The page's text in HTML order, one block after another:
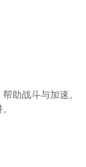
助战斗与加速。